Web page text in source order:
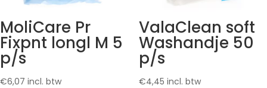
MoliCare Pr
Fixpnt longl M 5
p/s
€6,07 incl. btw
ValaClean soft
Washandje 50
p/s
€4,45 incl. btw